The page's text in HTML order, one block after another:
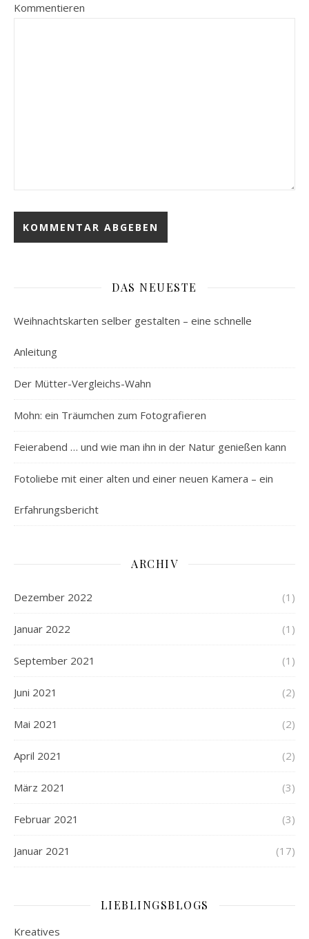
Kommentieren
DAS NEUESTE
Weihnachtskarten selber gestalten – eine schnelle
Anleitung
Der Mütter-Vergleichs-Wahn
Mohn: ein Träumchen zum Fotografieren
Feierabend … und wie man ihn in der Natur genießen kann
Fotoliebe mit einer alten und einer neuen Kamera – ein
Erfahrungsbericht
ARCHIV
Dezember 2022 (1)
Januar 2022 (1)
September 2021 (1)
Juni 2021 (2)
Mai 2021 (2)
April 2021 (2)
März 2021 (3)
Februar 2021 (3)
Januar 2021 (17)
LIEBLINGSBLOGS
Kreatives